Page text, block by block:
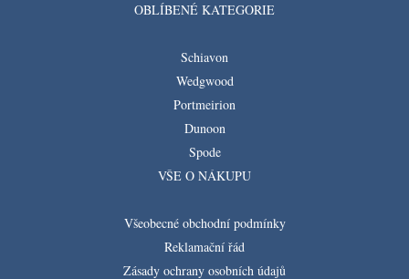
OBLÍBENÉ KATEGORIE
Schiavon
Wedgwood
Portmeirion
Dunoon
Spode
VŠE O NÁKUPU
Všeobecné obchodní podmínky
Reklamační řád
Zásady ochrany osobních údajů